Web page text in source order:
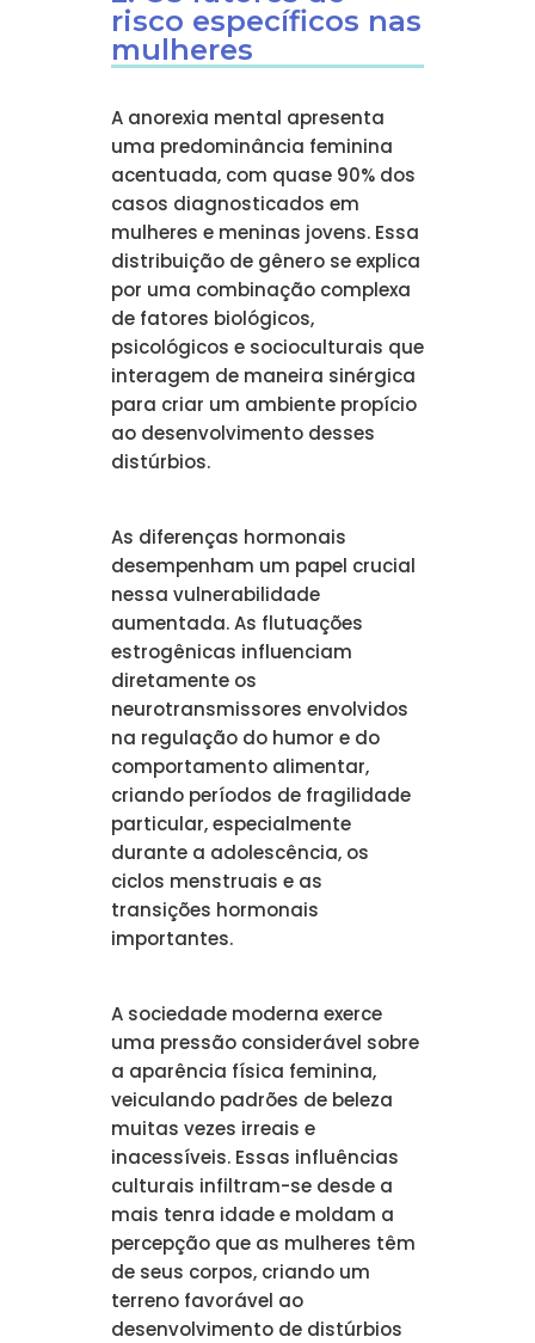
risco específicos nas
mulheres
A anorexia mental apresenta
uma predominância feminina
acentuada, com quase 90% dos
casos diagnosticados em
mulheres e meninas jovens. Essa
distribuição de gênero se explica
por uma combinação complexa
de fatores biológicos,
psicológicos e socioculturais que
interagem de maneira sinérgica
para criar um ambiente propício
ao desenvolvimento desses
distúrbios.
As diferenças hormonais
desempenham um papel crucial
nessa vulnerabilidade
aumentada. As flutuações
estrogênicas influenciam
diretamente os
neurotransmissores envolvidos
na regulação do humor e do
comportamento alimentar,
criando períodos de fragilidade
particular, especialmente
durante a adolescência, os
ciclos menstruais e as
transições hormonais
importantes.
A sociedade moderna exerce
uma pressão considerável sobre
a aparência física feminina,
veiculando padrões de beleza
muitas vezes irreais e
inacessíveis. Essas influências
culturais infiltram-se desde a
mais tenra idade e moldam a
percepção que as mulheres têm
de seus corpos, criando um
terreno favorável ao
desenvolvimento de distúrbios